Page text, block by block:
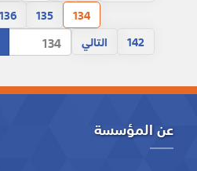
134
135
136
142
التالي
عن المؤسسة